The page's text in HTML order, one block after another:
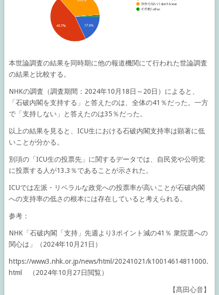
本世論調査の結果を同時期に他の報道機関にて行われた世論調査
の結果と比較する。
NHKの調査（調査期間：2024年10月18日～20日）によると、
「石破内閣を支持する」と答えたのは、全体の41％だった。一方
で「支持しない」と答えたのは35％だった。
以上の結果を見ると、ICU生における石破内閣支持率は顕著に低
いことが分かる。
別項の「ICU生の投票先」に関するデータでは、自民党や公明党
に投票する人が13.3％であることが示された。
ICUでは左派・リベラルな政党への投票率が高いことが石破内閣
への支持率の低さの根本には存在していると考えられる。
参考：
NHK「石破内閣「支持」先週より3ポイント減の41％ 衆院選への
関心は」（2024年10月21日）
https://www3.nhk.or.jp/news/html/20241021/k10014614811000.
html （2024年10月27日閲覧）
【髙田心音】